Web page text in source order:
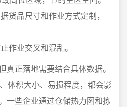
货品尺寸和作业方式定制，
作业交叉和混乱。
真正落地需要结合具体数据。
体积大小、易损程度，都会影
一些企业通过仓储热力图和拣